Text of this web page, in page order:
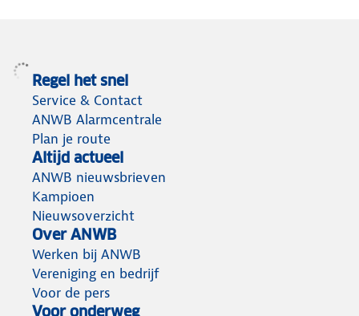
Regel het snel
Service & Contact
ANWB Alarmcentrale
Plan je route
Altijd actueel
ANWB nieuwsbrieven
Kampioen
Nieuwsoverzicht
Over ANWB
Werken bij ANWB
Vereniging en bedrijf
Voor de pers
Voor onderweg